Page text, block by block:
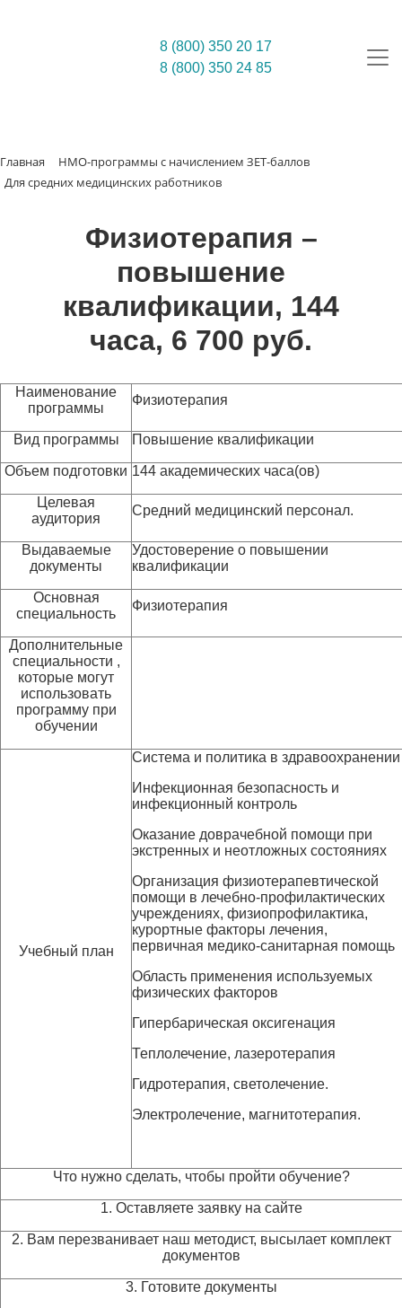
8 (800) 350 20 17
8 (800) 350 24 85
Главная
НМО-программы с начислением ЗЕТ-баллов
Для средних медицинских работников
Физиотерапия –
повышение
квалификации, 144
часа, 6 700 руб.
Наименование
программы
Физиотерапия
Вид программы Повышение квалификации
Объем подготовки 144 академических часа(ов)
Целевая
аудитория
Средний медицинский персонал.
Выдаваемые
документы
Удостоверение о повышении
квалификации
Основная
специальность
Физиотерапия
Дополнительные
специальности ,
которые могут
использовать
программу при
обучении
Учебный план
Система и политика в здравоохранении
Инфекционная безопасность и
инфекционный контроль
Оказание доврачебной помощи при
экстренных и неотложных состояниях
Организация физиотерапевтической
помощи в лечебно-профилактических
учреждениях, физиопрофилактика,
курортные факторы лечения,
первичная медико-санитарная помощь
Область применения используемых
физических факторов
Гипербарическая оксигенация
Теплолечение, лазеротерапия
Гидротерапия, светолечение.
Электролечение, магнитотерапия.
Что нужно сделать, чтобы пройти обучение?
1. Оставляете заявку на сайте
2. Вам перезванивает наш методист, высылает комплект
документов
3. Готовите документы